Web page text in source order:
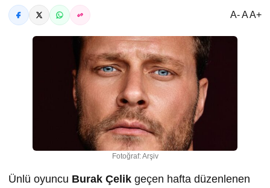
A- A A+
Fotoğraf: Arşiv
Ünlü oyuncu Burak Çelik geçen hafta düzenlenen